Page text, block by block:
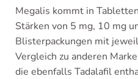
Megalis kommt in
Stärken von 5 mg, 10 mg
Blisterpackungen mit
Vergleich zu anderen
die ebenfalls Tadalafil